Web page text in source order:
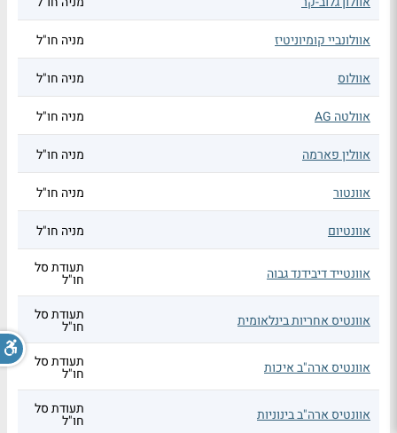
אוולונביי קומיוניטיז מניה חו"ל
אוולוס מניה חו"ל
אוולטה AG מניה חו"ל
אוולין פארמה מניה חו"ל
אוונטור מניה חו"ל
אוונטיום מניה חו"ל
אוונטייד דיבידנד גבוה תעודת סל
חו"ל
אוונטיס אחריות בינלאומית תעודת סל
חו"ל
אוונטיס ארה"ב איכות תעודת סל
חו"ל
אוונטיס ארה"ב בינוניות תעודת סל
חו"ל